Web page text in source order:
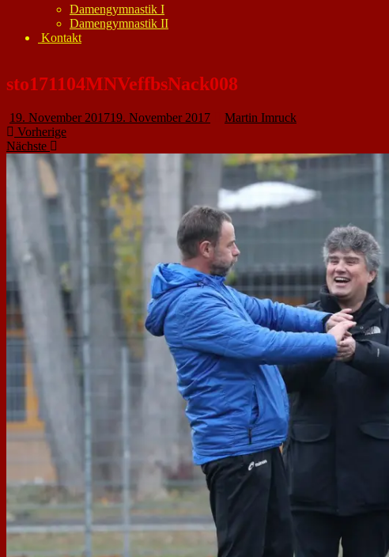
Damengymnastik I
Damengymnastik II
Kontakt
sto171104MNVeffbsNack008
19. November 201719. November 2017
Martin Imruck
Vorherige
Nächste